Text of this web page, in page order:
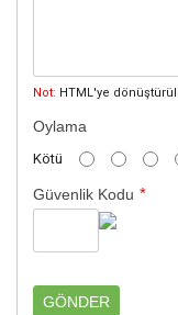
Not: HTML'ye
Oylama
Kötü
Güvenlik Kodu *